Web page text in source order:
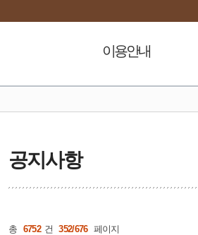
이용안내
자료기증
FAQ
공지사항
총 6752 건 352/676 페이지